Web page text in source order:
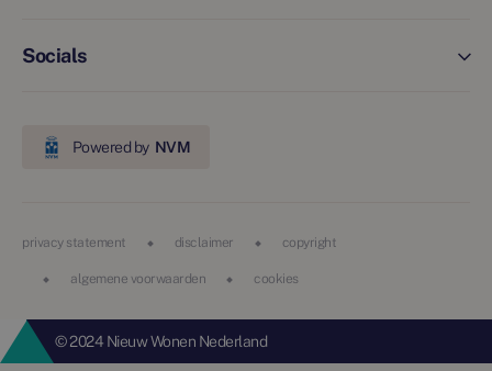
Socials
Powered by NVM
privacy statement disclaimer copyright
algemene voorwaarden cookies
© 2024 Nieuw Wonen Nederland